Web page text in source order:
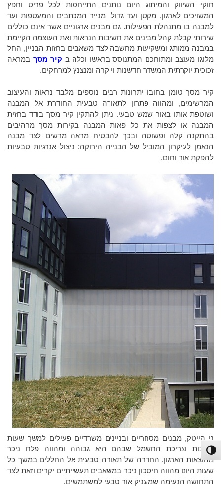
הפעל/כבה ניגודיות גבוהה
חוקי השיווק והמיתוג היום נותנים התייחסות לכל פריט וחפץ
המשויכים לארגון, מקטן ועד גדול, מנייר המכתבים והמעטפות ועד
למבנה בו מתנהלת הפעילות. גם מבנים ארגוניים אשר אינם כוללים
שירותי קבלת קהל מבינים את חשיבות הנראות ואת העוצמה הקיימת
במבנה ממותג ומשקיעות מחשבה לצד משאבים בחזות הבניין, החל
מלוגו מעוצב ומתוחכם המתנוסס בראשו וכלה ב קיר מסך במראה
זכוכית יוקרתית המשדר חדשנות ויוקרה ומנצנץ למרחקים.
קיר מסך טומן בחובו יתרונות רבים נוספים מלבד נראות והעיצוב
המרשימים, ומהווה פתרון לתאורה טבעית החודרת אל המבנה
ושוטפת אותו באור שמש טבעי. ניתן להתקין קיר מסך בודד בחזית
המבנה או לצפות את כל פאות המבנה בקירות מסך מרהיבים
בהתקנה קלה ופשוטה ובכך להבטיח מראה מרשים לצד מבנה
הנאמן לעיקרון המוביל של הבנייה הירוקה: ניצול אנרגיות טבעיות
להפקת אור וחום.
ני הייטק, מבנים מסחריים ובניינים משרדיים פעילים למשך שעות
ארוכות וצריכת החשמל שבהם היא גבוהה ומהווה פלח ניכר
מהוצאות הארגון. החדרה של תאורה טבעית אל החללים במשך כל
שעות היום מהווה חיסכון ניכר במשאבים תעשייתיים יקרים וזאת לצד
התחושה הנעימה שמעניק אור טבעי למשתמשים.